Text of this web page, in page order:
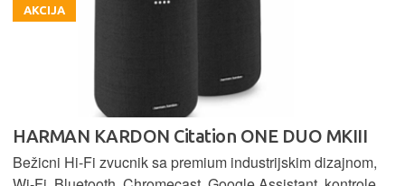
AKCIJA
HARMAN KARDON Citation ONE DUO MKIII
Bežicni Hi-Fi zvucnik sa premium industrijskim dizajnom,